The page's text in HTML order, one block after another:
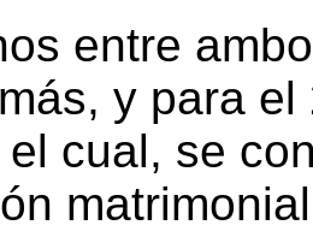
entre
y para
cual, se